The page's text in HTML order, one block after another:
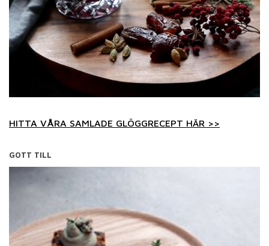
HITTA VÅRA SAMLADE GLÖGGRECEPT HÄR >>
GOTT TILL